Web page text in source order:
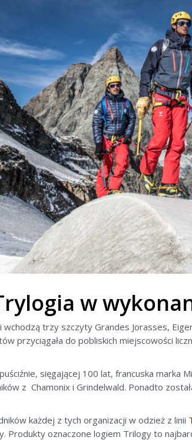
w
wchodzą trzy szczyty Grandes Jorasses,
przyciągała do pobliskich miejscowości
sięgającej 100 lat, francuska marka
z Chamonix i Grindelwald. Ponadto
każdej z tych organizacji w odzież z linii
Produkty oznaczone logiem Trilogy to